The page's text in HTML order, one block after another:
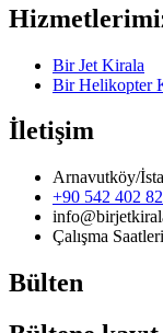
Bir Jet Kirala
Bir Helikopter
İletişim
Arnavutköy/
+90 542 402
Çalışma
Bülten